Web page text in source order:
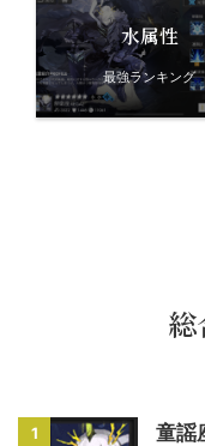
水属性
最強ランキング
1 童謡